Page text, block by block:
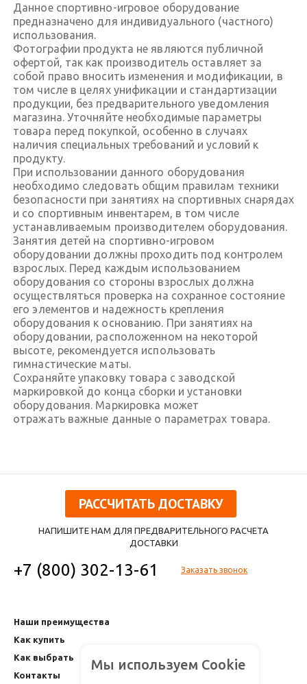
Данное спортивно-игровое оборудование
предназначено для индивидуального (частного)
использования.
Фотографии продукта не являются публичной
офертой, так как производитель оставляет за
собой право вносить изменения и модификации, в
том числе в целях унификации и стандартизации
продукции, без предварительного уведомления
магазина. Уточняйте необходимые параметры
товара перед покупкой, особенно в случаях
наличия специальных требований и условий к
продукту.
При использовании данного оборудования
необходимо следовать общим правилам техники
безопасности при занятиях на спортивных снарядах
и со спортивным инвентарем, в том числе
устанавливаемым производителем оборудования.
Занятия детей на спортивно-игровом
оборудовании должны проходить под контролем
взрослых. Перед каждым использованием
оборудования со стороны взрослых должна
осуществляться проверка на сохранное состояние
его элементов и надежность крепления
оборудования к основанию. При занятиях на
оборудовании, расположенном на некоторой
высоте, рекомендуется использовать
гимнастические маты.
Сохраняйте упаковку товара с заводской
маркировкой до конца сборки и установки
оборудования. Маркировка может
отражать важные данные о параметрах товара.
РАССЧИТАТЬ ДОСТАВКУ
НАПИШИТЕ НАМ ДЛЯ ПРЕДВАРИТЕЛЬНОГО РАСЧЕТА
ДОСТАВКИ
+7 (800) 302-13-61 Заказать звонок
Наши преимущества
Как купить
Как выбрать
Контакты
Мы используем Cookie